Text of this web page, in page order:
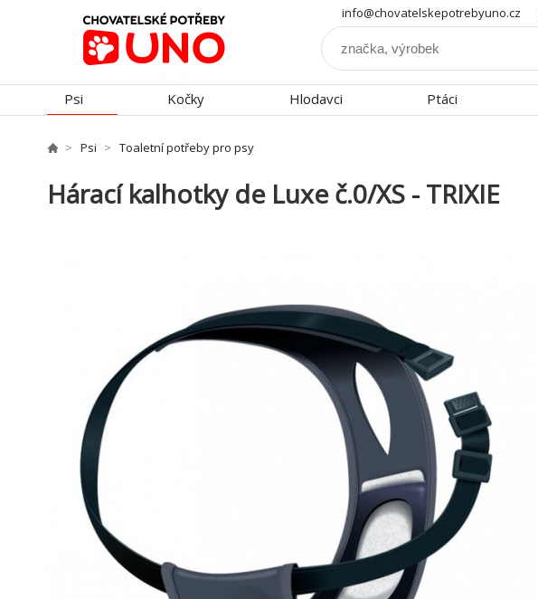
info@chovatelskepotrebyuno.cz
Psi Kočky Hlodavci Ptáci
Psi Toaletní potřeby pro psy
Hárací kalhotky de Luxe č.0/XS - TRIXIE